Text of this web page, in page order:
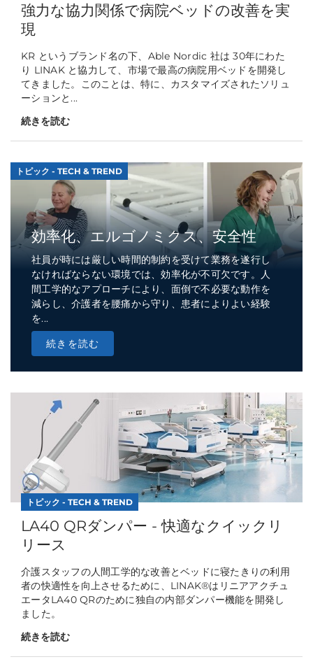
強力な協力関係で病院ベッドの改善を実
現
KR というブランド名の下、Able Nordic 社は 30年にわた
り LINAK と協力して、市場で最高の病院用ベッドを開発し
てきました。このことは、特に、カスタマイズされたソリュ
ーションと...
続きを読む
トピック - TECH & TREND
効率化、エルゴノミクス、安全性
社員が時には厳しい時間的制約を受けて業務を遂行し
なければならない環境では、効率化が不可欠です。人
間工学的なアプローチにより、面倒で不必要な動作を
減らし、介護者を腰痛から守り、患者によりよい経験
を...
続きを読む
トピック - TECH & TREND
LA40 QRダンパー - 快適なクイックリ
リース
介護スタッフの人間工学的な改善とベッドに寝たきりの利用
者の快適性を向上させるために、LINAK®はリニアアクチュ
エータLA40 QRのために独自の内部ダンパー機能を開発し
ました。
続きを読む